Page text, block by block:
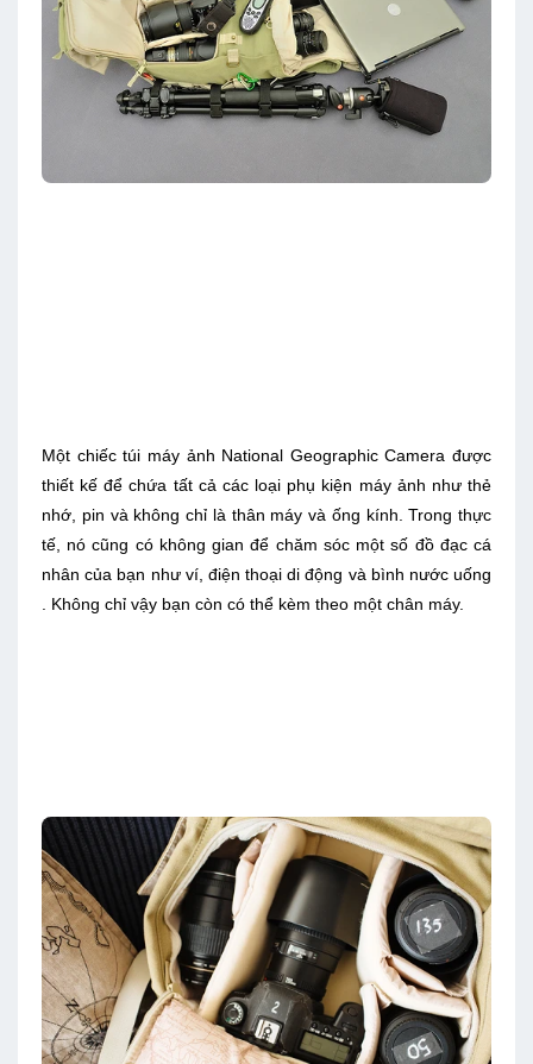
Một chiếc túi máy ảnh National Geographic Camera được
thiết kế để chứa tất cả các loại phụ kiện máy ảnh như thẻ
nhớ, pin và không chỉ là thân máy và ống kính. Trong thực
tế, nó cũng có không gian để chăm sóc một số đồ đạc cá
nhân của bạn như ví, điện thoại di động và bình nước uống
. Không chỉ vậy bạn còn có thể kèm theo một chân máy.